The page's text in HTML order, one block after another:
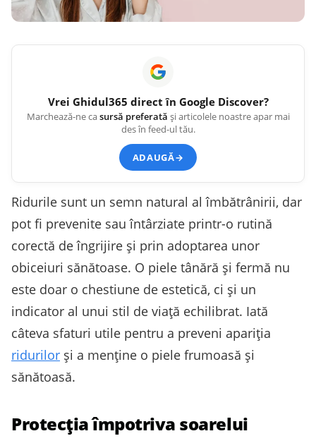
Vrei Ghidul365 direct în Google Discover?
Marchează-ne casursă preferată și articolele noastre apar mai
des în feed-ul tău.
ADAUGĂ→
Ridurile sunt un semn natural al îmbătrânirii, dar
pot fi prevenite sau întârziate printr-o rutină
corectă de îngrijire și prin adoptarea unor
obiceiuri sănătoase. O piele tânără și fermă nu
este doar o chestiune de estetică, ci și un
indicator al unui stil de viață echilibrat. Iată
câteva sfaturi utile pentru a preveni apariția
ridurilor și a menține o piele frumoasă și
sănătoasă.
Protecția împotriva soarelui